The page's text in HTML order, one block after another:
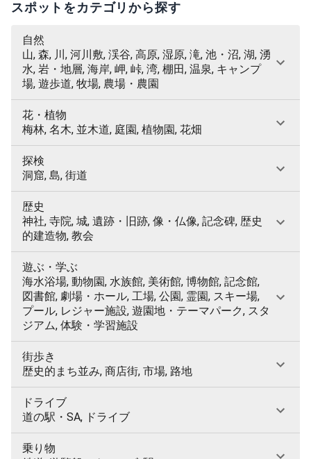
スポットをカテゴリから探す
自然
山, 森, 川, 河川敷, 渓谷, 高原, 湿原, 滝, 池・沼, 湖, 湧
水, 岩・地層, 海岸, 岬, 峠, 湾, 棚田, 温泉, キャンプ
場, 遊歩道, 牧場, 農場・農園
花・植物
梅林, 名木, 並木道, 庭園, 植物園, 花畑
探検
洞窟, 島, 街道
歴史
神社, 寺院, 城, 遺跡・旧跡, 像・仏像, 記念碑, 歴史
的建造物, 教会
遊ぶ・学ぶ
海水浴場, 動物園, 水族館, 美術館, 博物館, 記念館,
図書館, 劇場・ホール, 工場, 公園, 霊園, スキー場,
プール, レジャー施設, 遊園地・テーマパーク, スタ
ジアム, 体験・学習施設
街歩き
歴史的まち並み, 商店街, 市場, 路地
ドライブ
道の駅・SA, ドライブ
乗り物